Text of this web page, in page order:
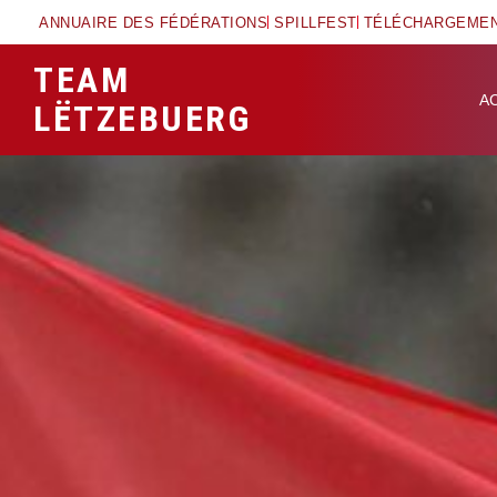
ANNUAIRE DES FÉDÉRATIONS SPILLFEST
TEAM
LËTZEBUERG